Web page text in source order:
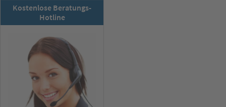
Kostenlose Beratungs-
Hotline